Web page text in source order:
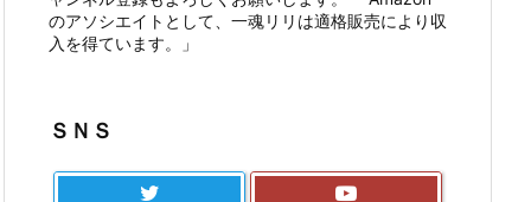
のアソシエイトとして、一魂リリは適格販売により収
入を得ています。」
ＳＮＳ